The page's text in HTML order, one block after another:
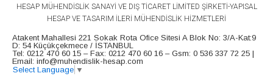
HESAP MÜHENDİSLİK SANAYİ VE DIŞ TİCARET LİMİTED ŞİRKETİ-YAPISAL
HESAP VE TASARIM İLERİ MÜHENDİSLİK HİZMETLERİ
Atakent Mahallesi 221 Sokak Rota Ofice Sitesi A Blok No: 3/A-Kat:9
D: 54 Küçükçekmece / İSTANBUL
Tel: 0212 470 60 15 – Fax: 0212 470 60 16 – Gsm: 0 536 337 72 25 |
Email: info@muhendislik-hesap.com
Select Language ▼